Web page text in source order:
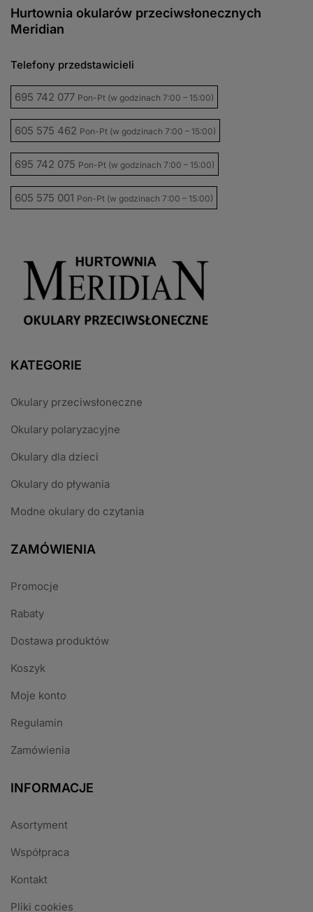
Hurtownia okularów przeciwsłonecznych
Meridian
Telefony przedstawicieli
695 742 077 Pon-Pt (w godzinach 7:00 – 15:00)
605 575 462 Pon-Pt (w godzinach 7:00 – 15:00)
695 742 075 Pon-Pt (w godzinach 7:00 – 15:00)
605 575 001 Pon-Pt (w godzinach 7:00 – 15:00)
KATEGORIE
Okulary przeciwsłoneczne
Okulary polaryzacyjne
Okulary dla dzieci
Okulary do pływania
Modne okulary do czytania
ZAMÓWIENIA
Promocje
Rabaty
Dostawa produktów
Koszyk
Moje konto
Regulamin
Zamówienia
INFORMACJE
Asortyment
Współpraca
Kontakt
Pliki cookies